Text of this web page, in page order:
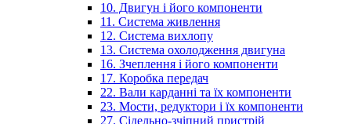
10. Двигун і його компоненти
11. Система живлення
12. Система вихлопу
13. Система охолодження двигуна
16. Зчеплення і його компоненти
17. Коробка передач
22. Вали карданні та їх компоненти
23. Мости, редуктори і їх компоненти
27. Сідельно-зчіпний пристрій